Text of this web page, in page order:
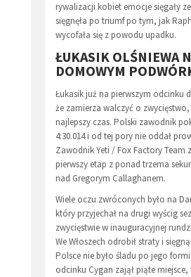
rywalizacji kobiet emocje sięgały
sięgnęła po triumf po tym, jak
wycofała się z powodu upadku.
ŁUKASIK OLŚNIEWA
DOMOWYM
Łukasik już na pierwszym odcinku
że zamierza walczyć o
najlepszy czas. Polski zawodnik
4:30.014 i od tej pory nie oddał
Zawodnik Yeti / Fox Factory Team
pierwszy etap z ponad trzema
nad Gregorym Callaghanem.
Wiele oczu zwróconych było na
który przyjechał na drugi wyścig
zwycięstwie w inauguracyjnej
We Włoszech odrobił straty i
Polsce nie było śladu po jego
odcinku Cygan zajął piąte miejsce,